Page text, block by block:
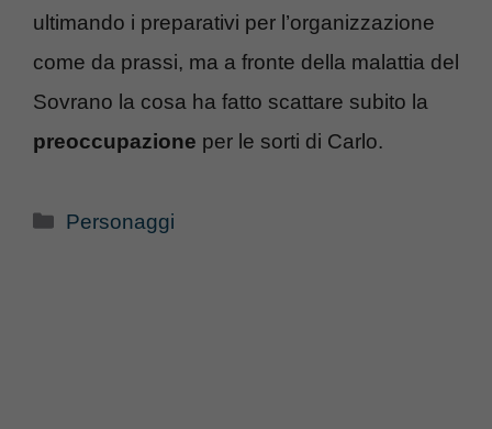
ultimando i preparativi per l’organizzazione
come da prassi, ma a fronte della malattia del
Sovrano la cosa ha fatto scattare subito la
preoccupazione per le sorti di Carlo.
Categorie
Personaggi